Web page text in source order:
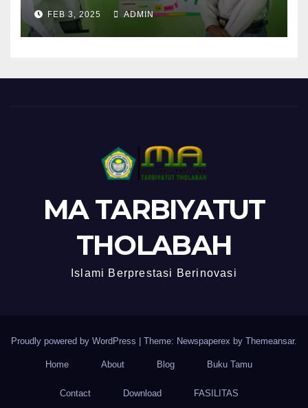
FEB 3, 2025 ADMIN
MA TARBIYATUT
THOLABAH
Islami Berprestasi Berinovasi
Proudly powered by WordPress Theme: Newspaperex by Themeansar.
Home About Blog Buku Tamu
Contact Download FASILITAS